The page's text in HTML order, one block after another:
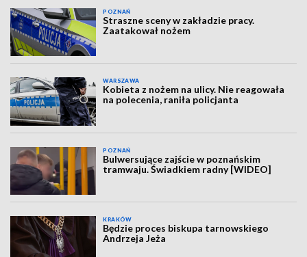
POZNAŃ
Straszne sceny w zakładzie pracy.
Zaatakował nożem
WARSZAWA
Kobieta z nożem na ulicy. Nie reagowała
na polecenia, raniła policjanta
POZNAŃ
Bulwersujące zajście w poznańskim
tramwaju. Świadkiem radny [WIDEO]
KRAKÓW
Będzie proces biskupa tarnowskiego
Andrzeja Jeża